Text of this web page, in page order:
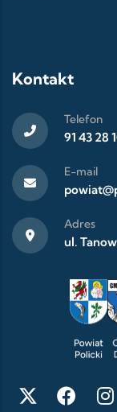
Kontakt
Telefon
91 43 28
E-mail
Adres
ul.